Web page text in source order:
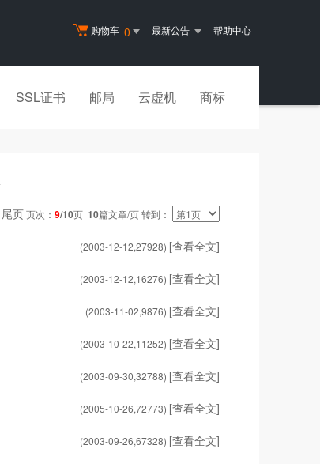
购物车 0 最新公告 帮助中心
SSL证书 邮局 云虚机 商标
尾页页次： 9/10页 10篇文章/页 转到：
(2003-12-12,27928) [查看全文]
(2003-12-12,16276) [查看全文]
(2003-11-02,9876) [查看全文]
(2003-10-22,11252) [查看全文]
(2003-09-30,32788) [查看全文]
(2005-10-26,72773) [查看全文]
(2003-09-26,67328) [查看全文]